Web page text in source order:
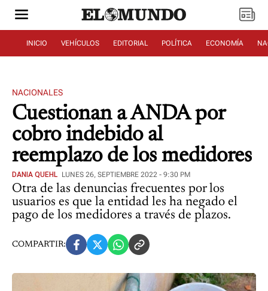
INICIO VEHÍCULOS EDITORIAL POLÍTICA ECONOMÍA
NACIONALES
Cuestionan a ANDA por
cobro indebido al
reemplazo de los medidores
DANIA QUEHL LUNES 26, SEPTIEMBRE 2022 - 9:30 PM
Otra de las denuncias frecuentes por los
usuarios es que la entidad les ha negado el
pago de los medidores a través de plazos.
COMPARTIR: